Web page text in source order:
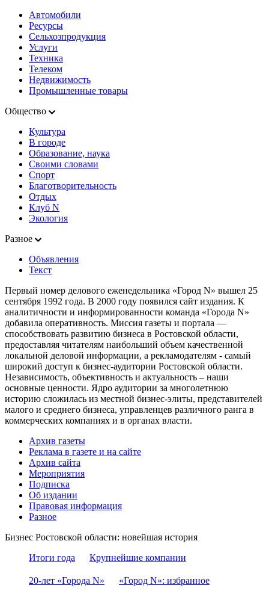
Автомобили
Ресурсы
Сельхозпродукция
Услуги
Техника
Телеком
Недвижимость
Промышленные товары
Общество
Культура
В городе
Образование, наука
Своими словами
Спорт
Благотворительность
Отдых
Клуб N
Экология
Разное
Объявления
Текст
Первый номер делового еженедельника «Город N» вышел 25
сентября 1992 года. В 2000 году появился сайт издания. К
аналитичности и информированности команда «Города N»
добавила оперативность. Миссия газеты и портала —
способствовать развитию бизнеса в Ростовской области,
предоставляя читателям наибольший объем качественной
локальной деловой информации, а рекламодателям - самый
широкий доступ к бизнес-аудитории Ростовской области.
Независимость, объективность и актуальность – наши
основные ценности. Ядро аудитории за многолетнюю
историю сложилась из местной бизнес-элиты, представителей
малого и среднего бизнеса, управленцев различного ранга в
коммерческих компаниях и в органах власти.
Архив газеты
Реклама в газете и на сайте
Архив сайта
Мероприятия
Подписка
Об издании
Правовая информация
Разное
Бизнес Ростовской области: новейшая история
Итоги года
Крупнейшие компании
20-лет «Города N» «Город N»: избранное